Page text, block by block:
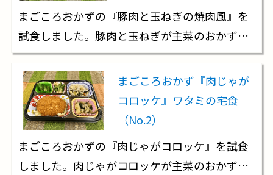
まごころおかずの『豚肉と玉ねぎの焼肉風』を
試食しました。豚肉と玉ねぎが主菜のおかず…
まごころおかず『肉じゃが
コロッケ』ワタミの宅食
（No.2）
まごころおかずの『肉じゃがコロッケ』を試食
しました。肉じゃがコロッケが主菜のおかず…